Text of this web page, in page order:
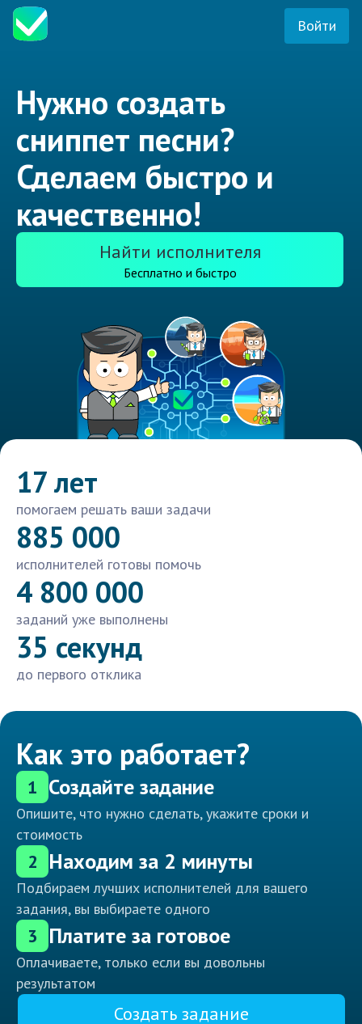
Войти
Нужно создать
сниппет песни?
Сделаем быстро и
качественно!
Найти исполнителя
Бесплатно и быстро
17 лет
помогаем решать ваши задачи
885 000
исполнителей готовы помочь
4 800 000
заданий уже выполнены
35 секунд
до первого отклика
Как это работает?
1 Создайте задание
Опишите, что нужно сделать, укажите сроки и
стоимость
2 Находим за 2 минуты
Подбираем лучших исполнителей для вашего
задания, вы выбираете одного
3 Платите за готовое
Оплачиваете, только если вы довольны
результатом
Создать задание